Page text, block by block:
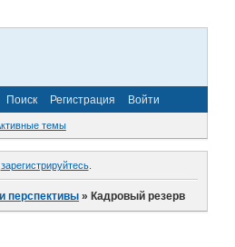
Поиск Регистрация Войти
темы
зарегистрируйтесь.
перспективы »Кадровый резерв